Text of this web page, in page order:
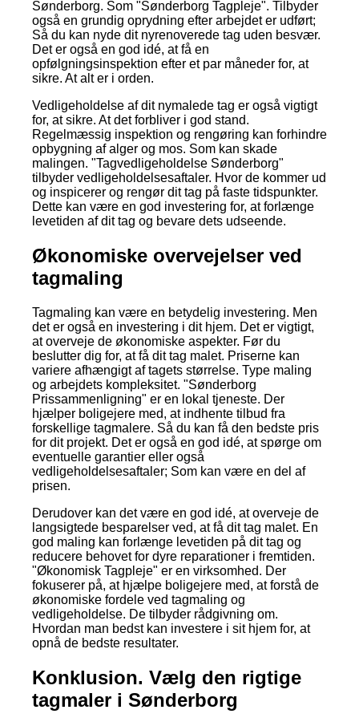
Sønderborg. Som "Sønderborg Tagpleje". Tilbyder
også en grundig oprydning efter arbejdet er udført;
Så du kan nyde dit nyrenoverede tag uden besvær.
Det er også en god idé, at få en
opfølgningsinspektion efter et par måneder for, at
sikre. At alt er i orden.
Vedligeholdelse af dit nymalede tag er også vigtigt
for, at sikre. At det forbliver i god stand.
Regelmæssig inspektion og rengøring kan forhindre
opbygning af alger og mos. Som kan skade
malingen. "Tagvedligeholdelse Sønderborg"
tilbyder vedligeholdelsesaftaler. Hvor de kommer ud
og inspicerer og rengør dit tag på faste tidspunkter.
Dette kan være en god investering for, at forlænge
levetiden af dit tag og bevare dets udseende.
Økonomiske overvejelser ved
tagmaling
Tagmaling kan være en betydelig investering. Men
det er også en investering i dit hjem. Det er vigtigt,
at overveje de økonomiske aspekter. Før du
beslutter dig for, at få dit tag malet. Priserne kan
variere afhængigt af tagets størrelse. Type maling
og arbejdets kompleksitet. "Sønderborg
Prissammenligning" er en lokal tjeneste. Der
hjælper boligejere med, at indhente tilbud fra
forskellige tagmalere. Så du kan få den bedste pris
for dit projekt. Det er også en god idé, at spørge om
eventuelle garantier eller også
vedligeholdelsesaftaler; Som kan være en del af
prisen.
Derudover kan det være en god idé, at overveje de
langsigtede besparelser ved, at få dit tag malet. En
god maling kan forlænge levetiden på dit tag og
reducere behovet for dyre reparationer i fremtiden.
"Økonomisk Tagpleje" er en virksomhed. Der
fokuserer på, at hjælpe boligejere med, at forstå de
økonomiske fordele ved tagmaling og
vedligeholdelse. De tilbyder rådgivning om.
Hvordan man bedst kan investere i sit hjem for, at
opnå de bedste resultater.
Konklusion. Vælg den rigtige
tagmaler i Sønderborg